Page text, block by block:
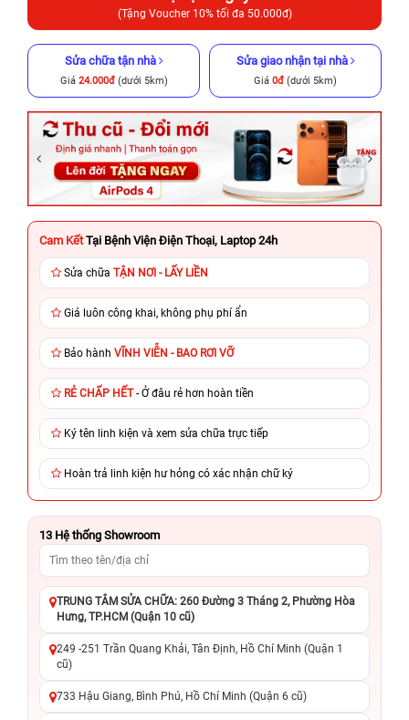
(Tặng Voucher 10% tối đa 50.000đ)
Sửa chữa tận nhà
Giá 24.000đ(dưới 5km)
Sửa giao nhận tại nhà
Giá 0đ (dưới 5km)
Cam Kết Tại Bệnh Viện Điện Thoại, Laptop 24h
Sửa chữa TẬN NƠI - LẤY LIỀN
Giá luôn công khai, không phụ phí ẩn
Bảo hành VĨNH VIỄN - BAO RƠI VỠ
RẺ CHẤP HẾT- Ở đâu rẻ hơn hoàn tiền
Ký tên linh kiện và xem sửa chữa trực tiếp
Hoàn trả linh kiện hư hỏng có xác nhận chữ ký
13 Hệ thống Showroom
TRUNG TÂM SỬA CHỮA: 260 Đường 3 Tháng 2, Phường Hòa
Hưng, TP.HCM (Quận 10 cũ)
249 -251 Trần Quang Khải, Tân Định, Hồ Chí Minh (Quận 1
cũ)
733 Hậu Giang, Bình Phú, Hồ Chí Minh (Quận 6 cũ)